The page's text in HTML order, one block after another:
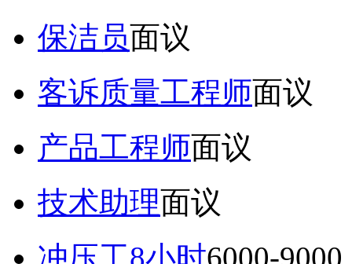
保洁员面议
客诉质量工程师面议
产品工程师面议
技术助理面议
冲压工8小时6000-